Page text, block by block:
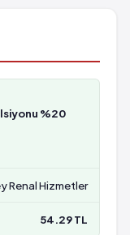
%20
Renal Hizmetler
54.29 TL